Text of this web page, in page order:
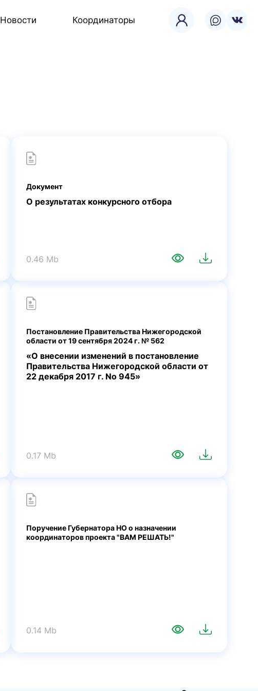
Новости Координаторы
Документ
О результатах конкурсного отбора
0.46 Mb
Постановление Правительства Нижегородской
области от 19 сентября 2024 г. № 562
«О внесении изменений в постановление
Правительства Нижегородской области от
22 декабря 2017 г. No 945»
0.17 Mb
Поручение Губернатора НО о назначении
координаторов проекта "ВАМ РЕШАТЬ!"
0.14 Mb